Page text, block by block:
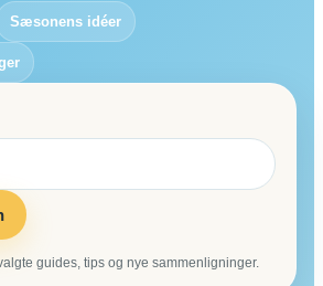
Sæsonens idéer
guides, tips og nye sammenligninger.